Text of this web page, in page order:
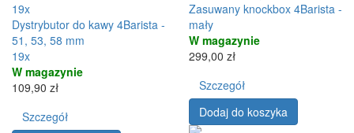
19x
Dystrybutor do kawy 4Barista -
51, 53, 58 mm
19x
W magazynie
109,90 zł
Szczegół
Zasuwany knockbox 4Barista -
mały
W magazynie
299,00 zł
Szczegół
Dodaj do koszyka